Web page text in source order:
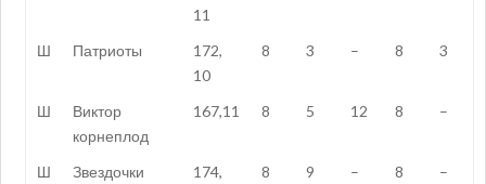
11
Ш Патриоты
172,
10
8 3 – 8 3
Ш
Виктор
корнеплод
167,11 8 5 12 8 –
Ш Звездочки
174,
8 9 – 8 –